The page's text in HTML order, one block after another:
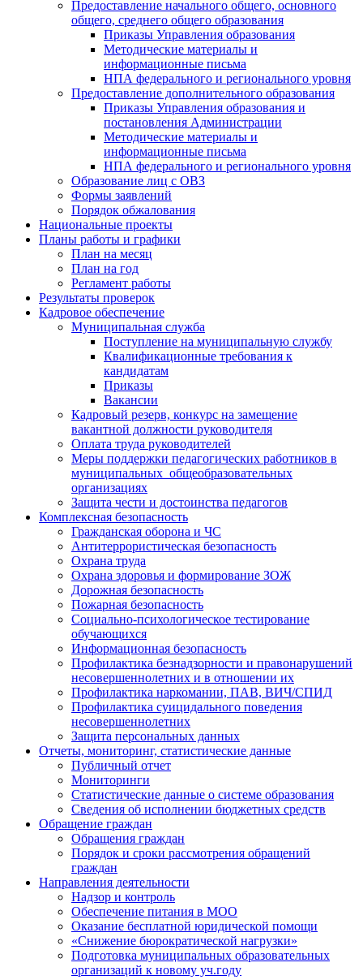
Предоставление начального общего, основного
общего, среднего общего образования
Приказы Управления образования
Методические материалы и
информационные письма
НПА федерального и регионального уровня
Предоставление дополнительного образования
Приказы Управления образования и
постановления Администрации
Методические материалы и
информационные письма
НПА федерального и регионального уровня
Образование лиц с ОВЗ
Формы заявлений
Порядок обжалования
Национальные проекты
Планы работы и графики
План на месяц
План на год
Регламент работы
Результаты проверок
Кадровое обеспечение
Муниципальная служба
Поступление на муниципальную службу
Квалификационные требования к
кандидатам
Приказы
Вакансии
Кадровый резерв, конкурс на замещение
вакантной должности руководителя
Оплата труда руководителей
Меры поддержки педагогических работников в
муниципальных общеобразовательных
организациях
Защита чести и достоинства педагогов
Комплексная безопасность
Гражданская оборона и ЧС
Антитеррористическая безопасность
Охрана труда
Охрана здоровья и формирование ЗОЖ
Дорожная безопасность
Пожарная безопасность
Социально-психологическое тестирование
обучающихся
Информационная безопасность
Профилактика безнадзорности и правонарушений
несовершеннолетних и в отношении их
Профилактика наркомании, ПАВ, ВИЧ/СПИД
Профилактика суицидального поведения
несовершеннолетних
Защита персональных данных
Отчеты, мониторинг, статистические данные
Публичный отчет
Мониторинги
Статистические данные о системе образования
Сведения об исполнении бюджетных средств
Обращение граждан
Обращения граждан
Порядок и сроки рассмотрения обращений
граждан
Направления деятельности
Надзор и контроль
Обеспечение питания в МОО
Оказание бесплатной юридической помощи
«Снижение бюрократической нагрузки»
Подготовка муниципальных образовательных
организаций к новому уч.году